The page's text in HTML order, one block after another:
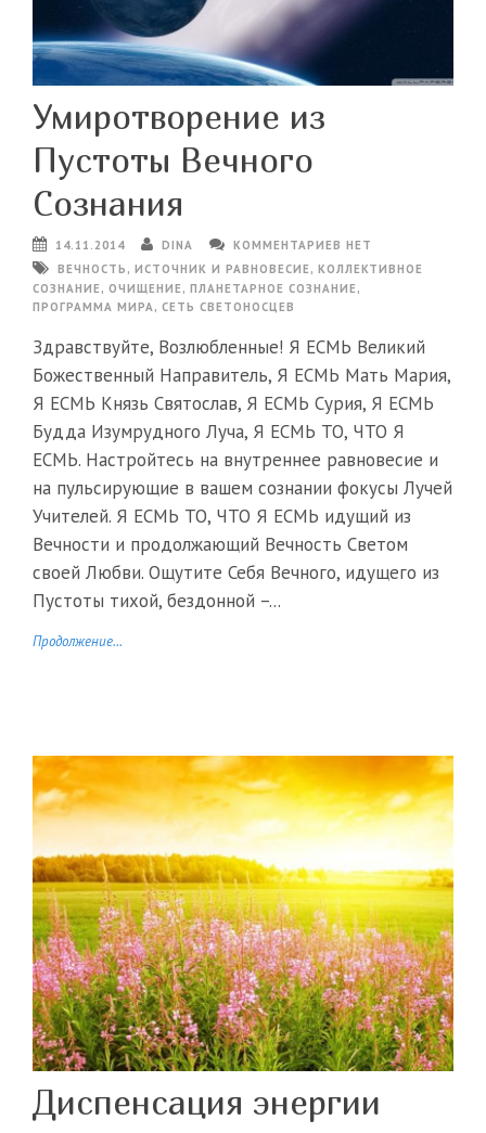
Умиротворение из
Пустоты Вечного
Сознания
14.11.2014 DINA
КОММЕНТАРИЕВ НЕТ
ВЕЧНОСТЬ , ИСТОЧНИК И РАВНОВЕСИЕ, КОЛЛЕКТИВНОЕ
СОЗНАНИЕ, ОЧИЩЕНИЕ, ПЛАНЕТАРНОЕ СОЗНАНИЕ,
ПРОГРАММА МИРА, СЕТЬ СВЕТОНОСЦЕВ
Здравствуйте, Возлюбленные! Я ЕСМЬ Великий
Божественный Направитель, Я ЕСМЬ Мать Мария,
Я ЕСМЬ Князь Святослав, Я ЕСМЬ Сурия, Я ЕСМЬ
Будда Изумрудного Луча, Я ЕСМЬ ТО, ЧТО Я
ЕСМЬ. Настройтесь на внутреннее равновесие и
на пульсирующие в вашем сознании фокусы Лучей
Учителей. Я ЕСМЬ ТО, ЧТО Я ЕСМЬ идущий из
Вечности и продолжающий Вечность Светом
своей Любви. Ощутите Себя Вечного, идущего из
Пустоты тихой, бездонной –...
Продолжение...
Диспенсация энергии